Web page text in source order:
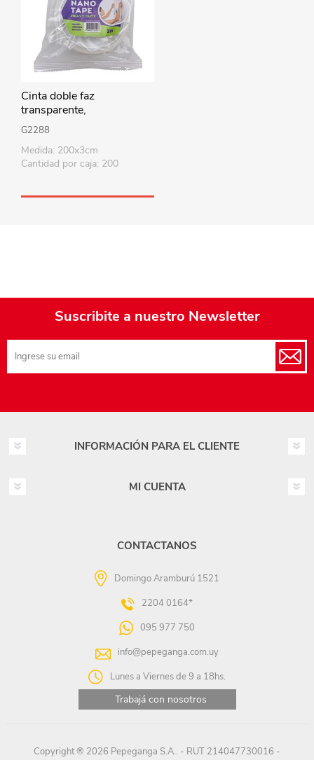
Cinta doble faz
transparente,
2mx3cmx1mm
G2288
Medida: 200x3cm
Cantidad por caja: 200
Suscribite a nuestro Newsletter
INFORMACIÓN PARA EL CLIENTE
MI CUENTA
CONTACTANOS
Domingo Aramburú 1521
2204 0164*
095 977 750
info@pepeganga.com.uy
Lunes a Viernes de 9 a 18hs.
Trabajá con nosotros
Copyright ® 2026 Pepeganga S.A.. - RUT 214047730016 -